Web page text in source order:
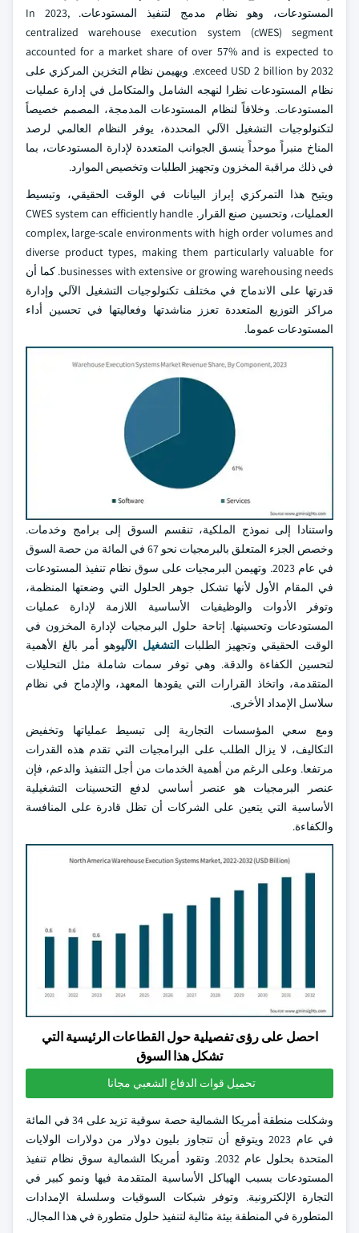
المستودعات، وهو نظام مدمج لتنفيذ المستودعات. In 2023,
centralized warehouse execution system (cWES) segment
accounted for a market share of over 57% and is expected to
exceed USD 2 billion by 2032. ويهيمن نظام التخزين المركزي على
نظام المستودعات نظرا لنهجه الشامل والمتكامل في إدارة عمليات
المستودعات. وخلافاً لنظام المستودعات المدمجة، المصمم خصيصاً
لتكنولوجيات التشغيل الآلي المحددة، يوفر النظام العالمي لرصد
المناخ منبراً موحداً ينسق الجوانب المتعددة لإدارة المستودعات، بما
في ذلك مراقبة المخزون وتجهيز الطلبات وتخصيص الموارد.
ويتيح هذا التمركزي إبراز البيانات في الوقت الحقيقي، وتبسيط
العمليات، وتحسين صنع القرار. CWES system can efficiently handle
complex, large-scale environments with high order volumes and
diverse product types, making them particularly valuable for
businesses with extensive or growing warehousing needs. كما أن
قدرتها على الاندماج في مختلف تكنولوجيات التشغيل الآلي وإدارة
مراكز التوزيع المتعددة تعزز مناشدتها وفعاليتها في تحسين أداء
المستودعات عموما.
واستنادا إلى نموذج الملكية، تنقسم السوق إلى برامج وخدمات.
وخصص الجزء المتعلق بالبرمجيات نحو 67 في المائة من حصة السوق
في عام 2023. وتهيمن البرمجيات على سوق نظام تنفيذ المستودعات
في المقام الأول لأنها تشكل جوهر الحلول التي وضعتها المنظمة،
وتوفر الأدوات والوظيفيات الأساسية اللازمة لإدارة عمليات
المستودعات وتحسينها. إتاحة حلول البرمجيات لإدارة المخزون في
الوقت الحقيقي وتجهيز الطلباتالتشغيل الآليوهو أمر بالغ الأهمية
لتحسين الكفاءة والدقة. وهي توفر سمات شاملة مثل التحليلات
المتقدمة، واتخاذ القرارات التي يقودها المعهد، والإدماج في نظام
سلاسل الإمداد الأخرى.
ومع سعي المؤسسات التجارية إلى تبسيط عملياتها وتخفيض
التكاليف، لا يزال الطلب على البرامجيات التي تقدم هذه القدرات
مرتفعا. وعلى الرغم من أهمية الخدمات من أجل التنفيذ والدعم، فإن
عنصر البرمجيات هو عنصر أساسي لدفع التحسينات التشغيلية
الأساسية التي يتعين على الشركات أن تظل قادرة على المنافسة
والكفاءة.
احصل على رؤى تفصيلية حول القطاعات الرئيسية التي
تشكل هذا السوق
تحميل قوات الدفاع الشعبي مجانا
وشكلت منطقة أمريكا الشمالية حصة سوقية تزيد على 34 في المائة
في عام 2023 ويتوقع أن تتجاوز بليون دولار من دولارات الولايات
المتحدة بحلول عام 2032. وتقود أمريكا الشمالية سوق نظام تنفيذ
المستودعات بسبب الهياكل الأساسية المتقدمة فيها ونمو كبير في
التجارة الإلكترونية. وتوفر شبكات السوقيات وسلسلة الإمدادات
المتطورة في المنطقة بيئة مثالية لتنفيذ حلول متطورة في هذا المجال.